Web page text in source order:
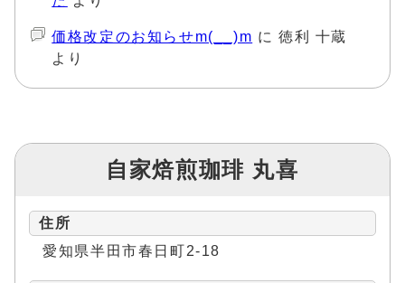
価格改定のお知らせm(__)m に徳利 十蔵
より
自家焙煎珈琲 丸喜
住所
愛知県半田市春日町2-18